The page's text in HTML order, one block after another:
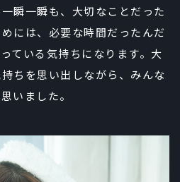
瞬一瞬も、大切なことだった
には、必要な時間だったんだ
ている気持ちになります。大
ちを思い出しながら、みんな
いました。